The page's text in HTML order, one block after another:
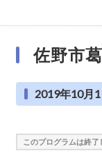
佐野市
2019年10月
このプログラムは終了